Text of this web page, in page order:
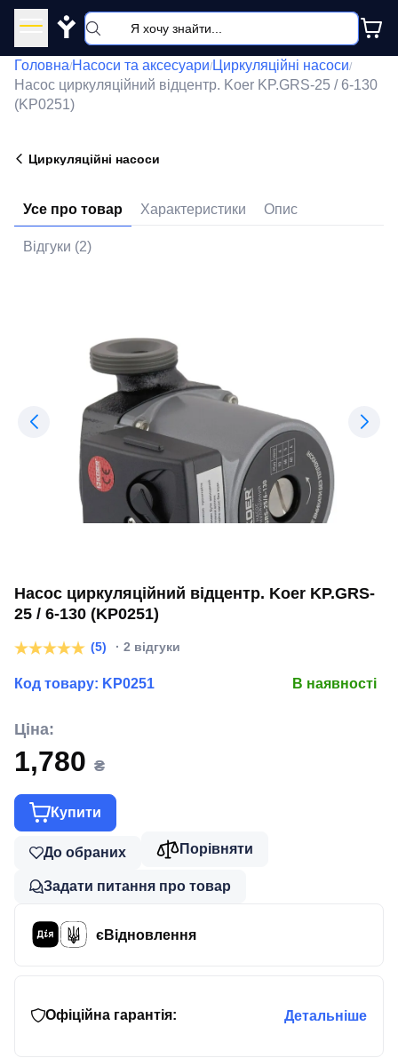
Y
Головна/Насоси та аксесуари/ Циркуляційні насоси/
Насос циркуляційний відцентр. Koer KP.GRS-25 / 6-130
(KP0251)
Циркуляційні насоси
Усе про товар Характеристики Опис
Відгуки (2)
Насос циркуляційний відцентр. Koer KP.GRS-
25 / 6-130 (KP0251)
(5) · 2 відгуки
Код товару: KP0251 В наявності
Ціна:
1,780 ₴
Купити
До обраних Порівняти
Задати питання про товар
єВідновлення
Офіційна гарантія: Детальніше